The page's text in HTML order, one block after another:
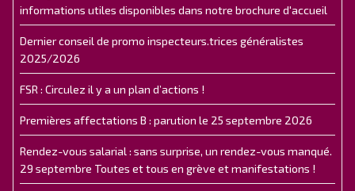
informations utiles disponibles dans notre brochure d'accueil
Dernier conseil de promo inspecteurs.trices généralistes
2025/2026
FSR : Circulez il y a un plan d’actions !
Premières affectations B : parution le 25 septembre 2026
Rendez-vous salarial : sans surprise, un rendez-vous manqué.
29 septembre Toutes et tous en grève et manifestations !